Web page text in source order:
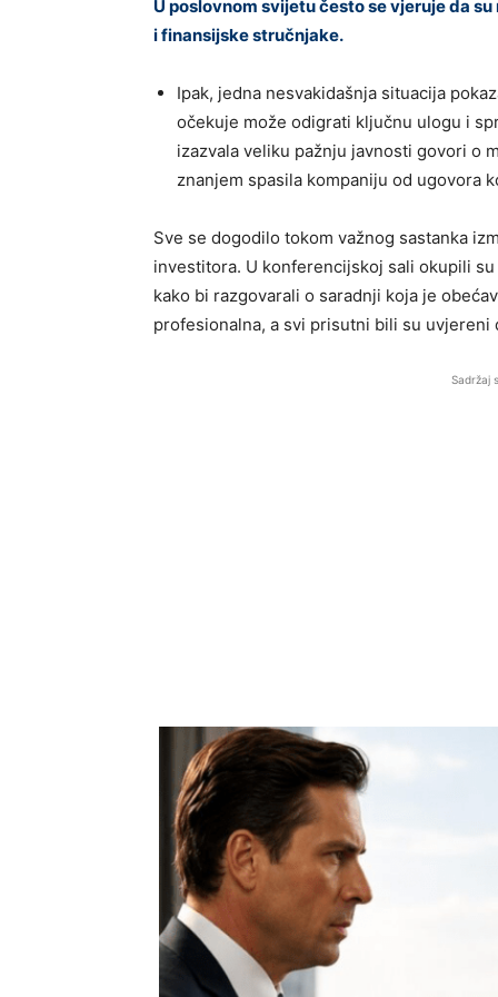
U poslovnom svijetu često se vjeruje da
i finansijske stručnjake.
Ipak, jedna nesvakidašnja situacija
očekuje može odigrati ključnu ulogu i
izazvala veliku pažnju javnosti govori o
znanjem spasila kompaniju od ugovora
Sve se dogodilo tokom važnog sastanka
investitora. U konferencijskoj sali okupili
kako bi razgovarali o saradnji koja je
profesionalna, a svi prisutni bili su
Sadržaj